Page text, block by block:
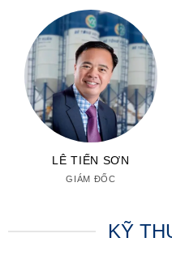
LÊ TIẾN SƠN
GIÁM ĐỐC
KỸ